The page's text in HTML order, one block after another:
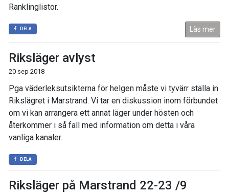
Ranklinglistor.
DELA Läs mer
Riksläger avlyst
20 sep 2018
Pga väderleksutsikterna för helgen måste vi tyvärr ställa in
Rikslägret i Marstrand. Vi tar en diskussion inom förbundet
om vi kan arrangera ett annat läger under hösten och
återkommer i så fall med information om detta i våra
vanliga kanaler.
DELA
Riksläger på Marstrand 22-23 /9